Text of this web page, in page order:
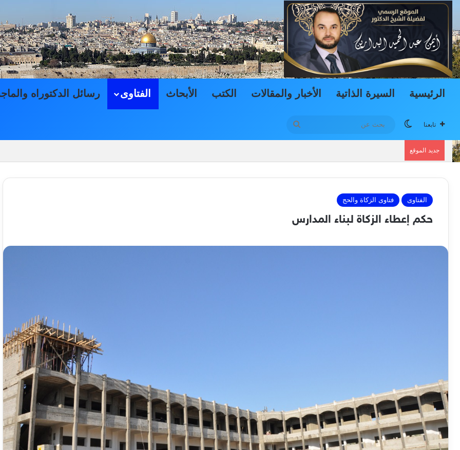
الرئيسية السيرة الذاتية الأخبار والمقالات الكتب الأبحاث الفتاوى رسائل الدكتوراه
تابعنا الوضع المظلم
بحث
عن
جديد الموقع
الفتاوى فتاوى الزكاة والحج
حكم إعطاء الزكاة لبناء المدارس